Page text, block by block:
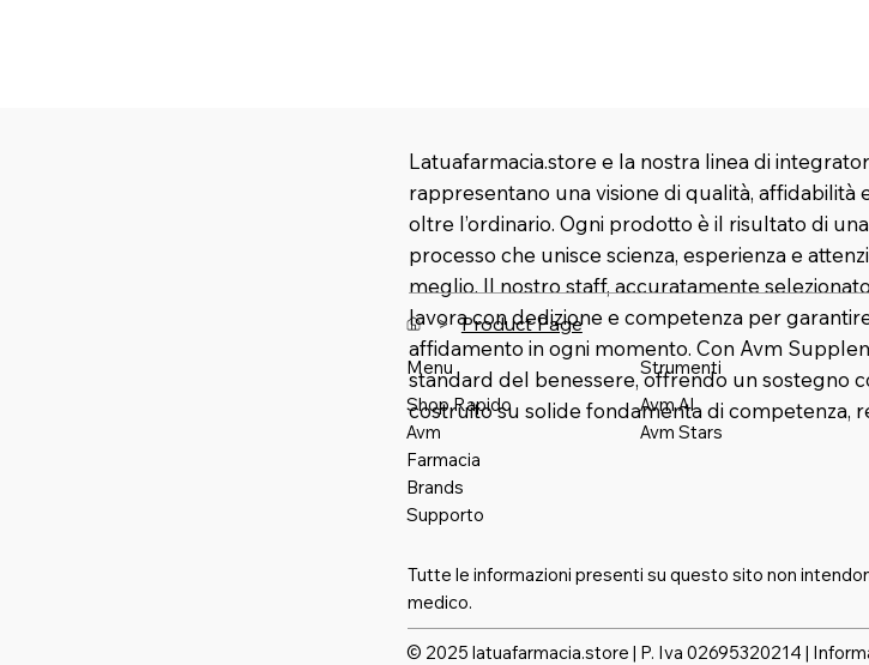
Latuafarmacia.store e la nostra linea di
rappresentano una visione di qualità, affidabilità
oltre l’ordinario. Ogni prodotto è il risultato di
processo che unisce scienza, esperienza e
meglio. Il nostro staff, accuratamente
lavora con dedizione e competenza per
affidamento in ogni momento. Con Avm
standard del benessere, offrendo un sostegno
costruito su solide fondamenta di competenza,
> Product Page
Menu
Shop Rapido
Avm
Farmacia
Brands
Supporto
Strumenti
Avm AI
Avm Stars
Tutte le informazioni presenti su questo sito non
medico.
© 2025 latuafarmacia.store | P. Iva 02695320214 |